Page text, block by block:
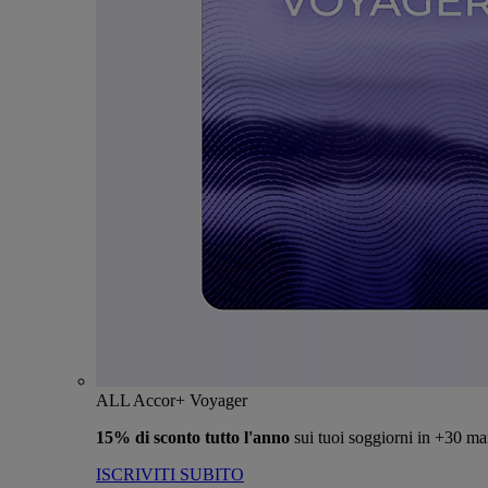
ALL Accor+ Voyager
15% di sconto tutto l'anno sui tuoi soggiorni in +30
ISCRIVITI SUBITO